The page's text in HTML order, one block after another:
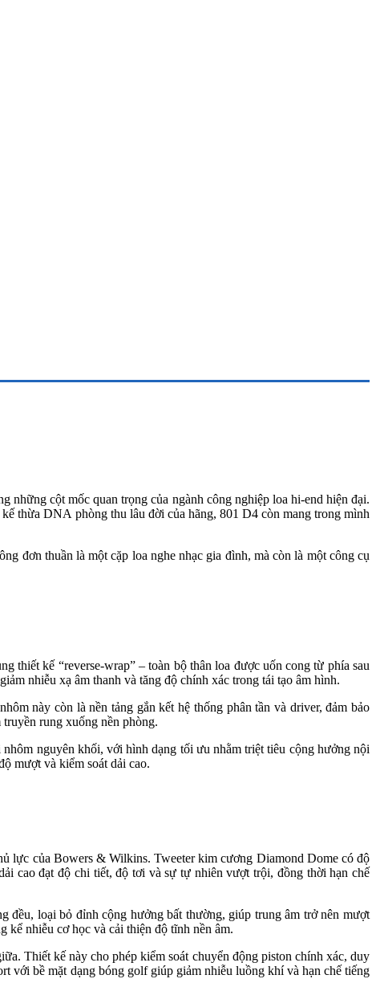
cột mốc quan trọng của ngành công nghiệp loa hi-end hiện đại.
thừa DNA phòng thu lâu đời của hãng, 801 D4 còn mang trong mình
đơn thuần là một cặp loa nghe nhạc gia đình, mà còn là một công cụ
thiết kế “reverse-wrap” – toàn bộ thân loa được uốn cong từ phía sau
nhiễu xạ âm thanh và tăng độ chính xác trong tái tạo âm hình.
này còn là nền tảng gắn kết hệ thống phân tần và driver, đảm bảo
rung xuống nền phòng.
nguyên khối, với hình dạng tối ưu nhằm triệt tiêu cộng hưởng nội
mượt và kiểm soát dải cao.
lực của Bowers & Wilkins. Tweeter kim cương Diamond Dome có độ
cao đạt độ chi tiết, độ tơi và sự tự nhiên vượt trội, đồng thời hạn chế
đều, loại bỏ đỉnh cộng hưởng bất thường, giúp trung âm trở nên mượt
kể nhiễu cơ học và cải thiện độ tĩnh nền âm.
Thiết kế này cho phép kiểm soát chuyển động piston chính xác, duy
với bề mặt dạng bóng golf giúp giảm nhiễu luồng khí và hạn chế tiếng